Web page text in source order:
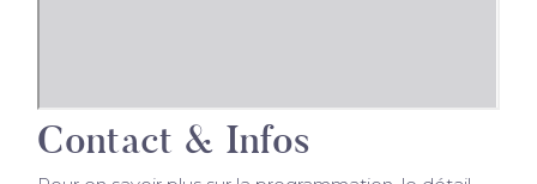
Contact & Infos